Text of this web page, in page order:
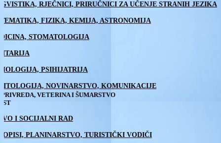
RJEČNICI, PRIRUČNICI ZA UČENJE STRANIH JEZIKA
FIZIKA, KEMIJA, ASTRONOMIJA
STOMATOLOGIJA
PSIHIJATRIJA
NOVINARSTVO, KOMUNIKACIJE
VETERINA I ŠUMARSTVO
I SOCIJALNI RAD
PLANINARSTVO, TURISTIČKI VODIČI